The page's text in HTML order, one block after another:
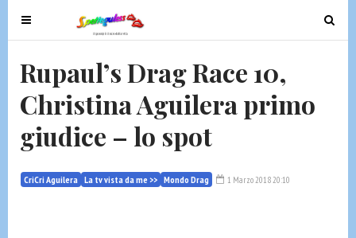
T
o
g
l
e
n
a
v
i
T
o
Rupaul’s Drag Race 10,
Christina Aguilera primo
giudice – lo spot
CriCri Aguilera La tv vista da me >> Mondo Drag 1 Marzo 2018 20:10